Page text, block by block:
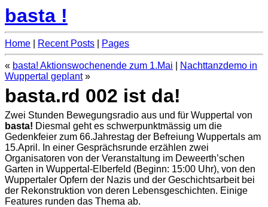
basta !
Home Recent Posts Pages
« basta! Aktionswochenende zum 1.Mai
Nachttanzdemo in
Wuppertal geplant »
basta.rd 002 ist da!
Zwei Stunden Bewegungsradio aus und für Wuppertal von
basta! Diesmal geht es schwerpunktmässig um die
Gedenkfeier zum 66.Jahrestag der Befreiung Wuppertals am
15.April. In einer Gesprächsrunde erzählen zwei
Organisatoren von der Veranstaltung im Deweerth’schen
Garten in Wuppertal-Elberfeld (Beginn: 15:00 Uhr), von den
Wuppertaler Opfern der Nazis und der Geschichtsarbeit bei
der Rekonstruktion von deren Lebensgeschichten. Einige
Features runden das Thema ab.